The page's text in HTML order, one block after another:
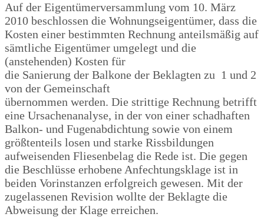
Auf der Eigentümerversammlung vom 10. März
2010 beschlossen die Wohnungseigentümer, dass die
Kosten einer bestimmten Rechnung anteilsmäßig auf
sämtliche Eigentümer umgelegt und die
(anstehenden) Kosten für
die Sanierung der Balkone der Beklagten zu 1 und 2
von der Gemeinschaft
übernommen werden. Die strittige Rechnung betrifft
eine Ursachenanalyse, in der von einer schadhaften
Balkon- und Fugenabdichtung sowie von einem
größtenteils losen und starke Rissbildungen
aufweisenden Fliesenbelag die Rede ist. Die gegen
die Beschlüsse erhobene Anfechtungsklage ist in
beiden Vorinstanzen erfolgreich gewesen. Mit der
zugelassenen Revision wollte der Beklagte die
Abweisung der Klage erreichen.